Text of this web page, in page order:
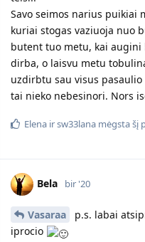
Savo seimos narius puikiai
kuriai stogas vaziuoja nuo
butent tuo metu, kai augini
dirba, o laisvu metu
uzdirbtu sau visus
tai nieko nebesinori. Nors
Elena irsw33lana mėgsta šį
Bela bir '20
Vasaraa
p.s. labai
iprocio